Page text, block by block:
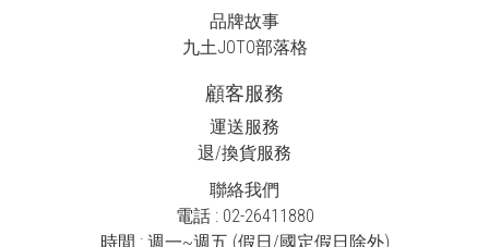
品牌故事
九土JOTO部落格
顧客服務
運送服務
退/換貨服務
聯絡我們
電話 : 02-26411880
時間 : 週一~週五 (假日/國定假日除外)